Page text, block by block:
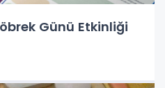
Günü Etkinliği